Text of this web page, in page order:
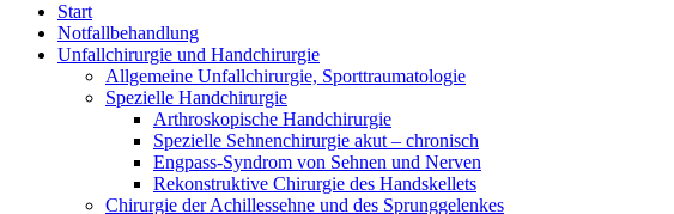
Start
Notfallbehandlung
Unfallchirurgie und Handchirurgie
Allgemeine Unfallchirurgie, Sporttraumatologie
Spezielle Handchirurgie
Arthroskopische Handchirurgie
Spezielle Sehnenchirurgie akut – chronisch
Engpass-Syndrom von Sehnen und Nerven
Rekonstruktive Chirurgie des Handskellets
Chirurgie der Achillessehne und des Sprunggelenkes